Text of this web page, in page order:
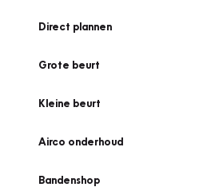
Direct plannen
Grote beurt
Kleine beurt
Airco onderhoud
Bandenshop